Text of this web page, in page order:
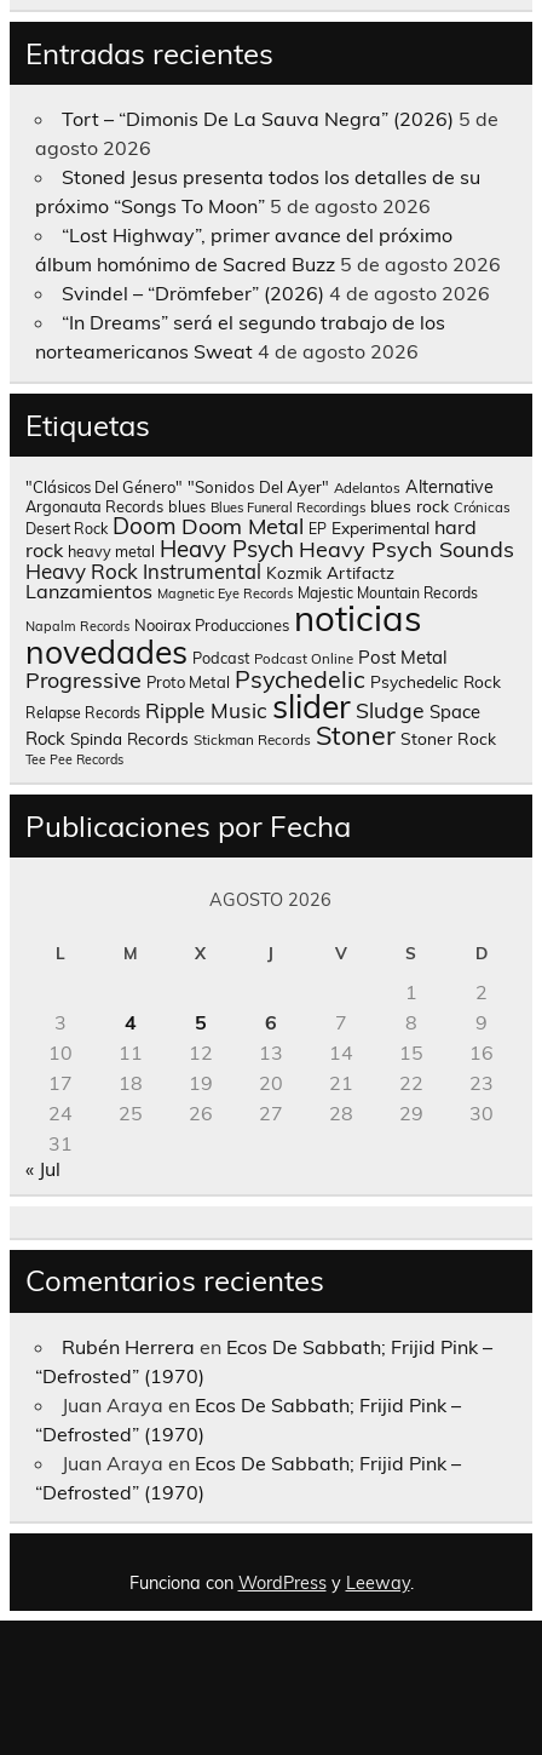
Entradas recientes
Tort – “Dimonis De La Sauva Negra” (2026) 5 de
agosto 2026
Stoned Jesus presenta todos los detalles de su
próximo “Songs To Moon” 5 de agosto 2026
“Lost Highway”, primer avance del próximo
álbum homónimo de Sacred Buzz 5 de agosto 2026
Svindel – “Drömfeber” (2026) 4 de agosto 2026
“In Dreams” será el segundo trabajo de los
norteamericanos Sweat 4 de agosto 2026
Etiquetas
"Clásicos Del Género" "Sonidos Del Ayer" Adelantos Alternative
Argonauta Records blues Blues Funeral Recordings blues rock Crónicas
Desert Rock Doom Doom Metal EP Experimental hard
rock heavy metal Heavy Psych Heavy Psych Sounds
Heavy Rock Instrumental Kozmik Artifactz
Lanzamientos Magnetic Eye Records Majestic Mountain Records
Napalm Records Nooirax Producciones noticias
novedades Podcast Podcast Online Post Metal
Progressive Proto Metal Psychedelic Psychedelic Rock
Relapse Records Ripple Music slider Sludge Space
Rock Spinda Records Stickman Records Stoner Stoner Rock
Tee Pee Records
Publicaciones por Fecha
AGOSTO 2026
L M X J V S D
1
2
3
4 5 6 7 8
9
10
11 12 13 14 15
16
17
18 19 20 21 22
23
24
25 26 27 28 29
30
31
« Jul
Comentarios recientes
Rubén Herrera en Ecos De Sabbath; Frijid Pink –
“Defrosted” (1970)
Juan Araya en Ecos De Sabbath; Frijid Pink –
“Defrosted” (1970)
Juan Araya en Ecos De Sabbath; Frijid Pink –
“Defrosted” (1970)
Funciona con WordPressy Leeway.